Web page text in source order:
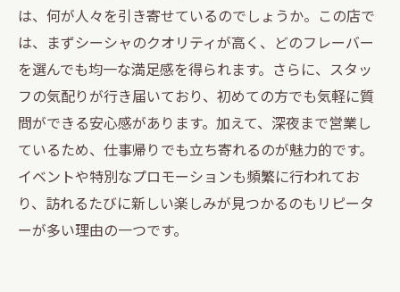
は、何が人々を引き寄せているのでしょうか。この店で
は、まずシーシャのクオリティが高く、どのフレーバー
を選んでも均一な満足感を得られます。さらに、スタッ
フの気配りが行き届いており、初めての方でも気軽に質
問ができる安心感があります。加えて、深夜まで営業し
ているため、仕事帰りでも立ち寄れるのが魅力的です。
イベントや特別なプロモーションも頻繁に行われてお
り、訪れるたびに新しい楽しみが見つかるのもリピータ
ーが多い理由の一つです。